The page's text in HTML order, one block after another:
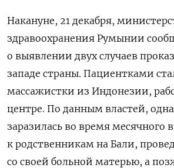
Накануне, 21 декабря,
здравоохранения Румынии
о выявлении двух случаев
западе страны. Пациентками
массажистки из Индонезии,
центре. По данным властей,
заразилась во время месячного
к родственникам на Бали,
со своей больной матерью, а